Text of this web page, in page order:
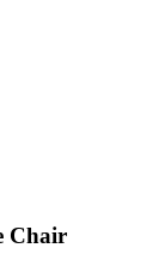
Chair